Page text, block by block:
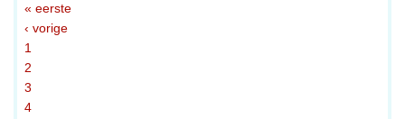
« eerste
‹ vorige
1
2
3
4